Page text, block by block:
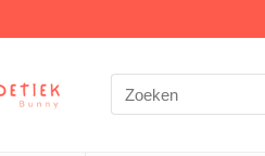
Search
for: